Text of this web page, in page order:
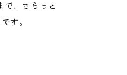
で、さらっと
す。